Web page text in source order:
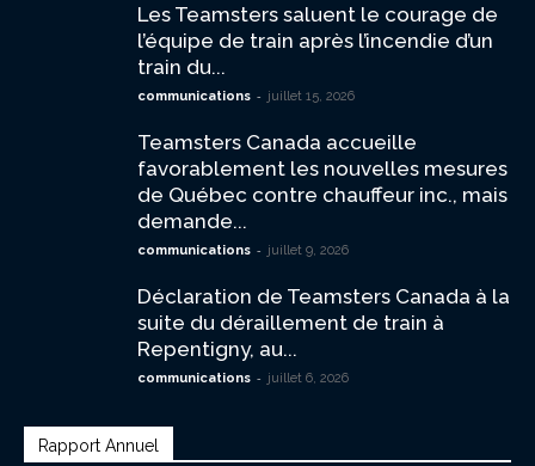
Les Teamsters saluent le courage de
l’équipe de train après l’incendie d’un
train du...
communications - juillet 15, 2026
Teamsters Canada accueille
favorablement les nouvelles mesures
de Québec contre chauffeur inc., mais
demande...
communications - juillet 9, 2026
Déclaration de Teamsters Canada à la
suite du déraillement de train à
Repentigny, au...
communications - juillet 6, 2026
Rapport Annuel